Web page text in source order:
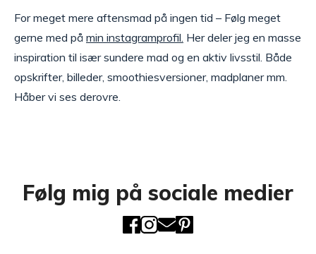
For meget mere aftensmad på ingen tid – Følg meget
gerne med på min instagramprofil. Her deler jeg en masse
inspiration til især sundere mad og en aktiv livsstil. Både
opskrifter, billeder, smoothiesversioner, madplaner mm.
Håber vi ses derovre.
Følg mig på sociale medier